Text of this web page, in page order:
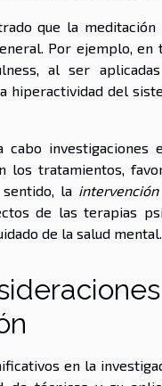
que la
Por ejemplo,
al ser
hiperactividad del
cabo
los tratamientos,
la
de las terapias
de la salud mental.
en la